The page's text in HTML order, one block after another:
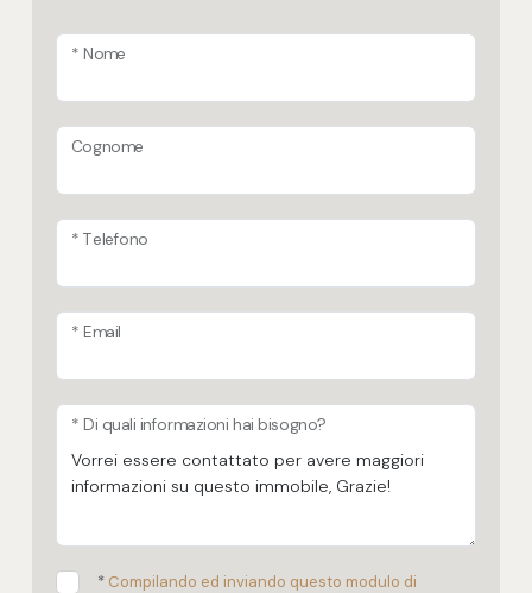
* Nome
Cognome
* Telefono
* Email
* Di quali informazioni hai bisogno?
* Compilando ed inviando questo modulo di